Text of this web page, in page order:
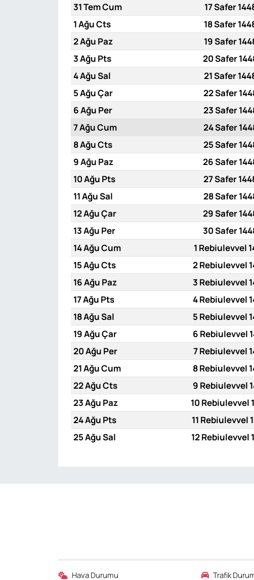
31 Tem Cum
17 Safer
1 Ağu Cts
18 Safer
2 Ağu Paz
19 Safer
3 Ağu Pts
20 Safer
4 Ağu Sal
21 Safer
5 Ağu Çar
22 Safer
6 Ağu Per
23 Safer
7 Ağu Cum
24 Safer
8 Ağu Cts
25 Safer
9 Ağu Paz
26 Safer
10 Ağu Pts
27 Safer
11 Ağu Sal
28 Safer
12 Ağu Çar
29 Safer
13 Ağu Per
30 Safer
14 Ağu Cum
1 Rebiulevvel
15 Ağu Cts
2 Rebiulevvel
16 Ağu Paz
3 Rebiulevvel
17 Ağu Pts
4 Rebiulevvel
18 Ağu Sal
5 Rebiulevvel
19 Ağu Çar
6 Rebiulevvel
20 Ağu Per
7 Rebiulevvel
21 Ağu Cum
8 Rebiulevvel
22 Ağu Cts
9 Rebiulevvel
23 Ağu Paz
10 Rebiulevvel
24 Ağu Pts
11 Rebiulevvel
25 Ağu Sal
12 Rebiulevvel
Hava Durumu Trafik